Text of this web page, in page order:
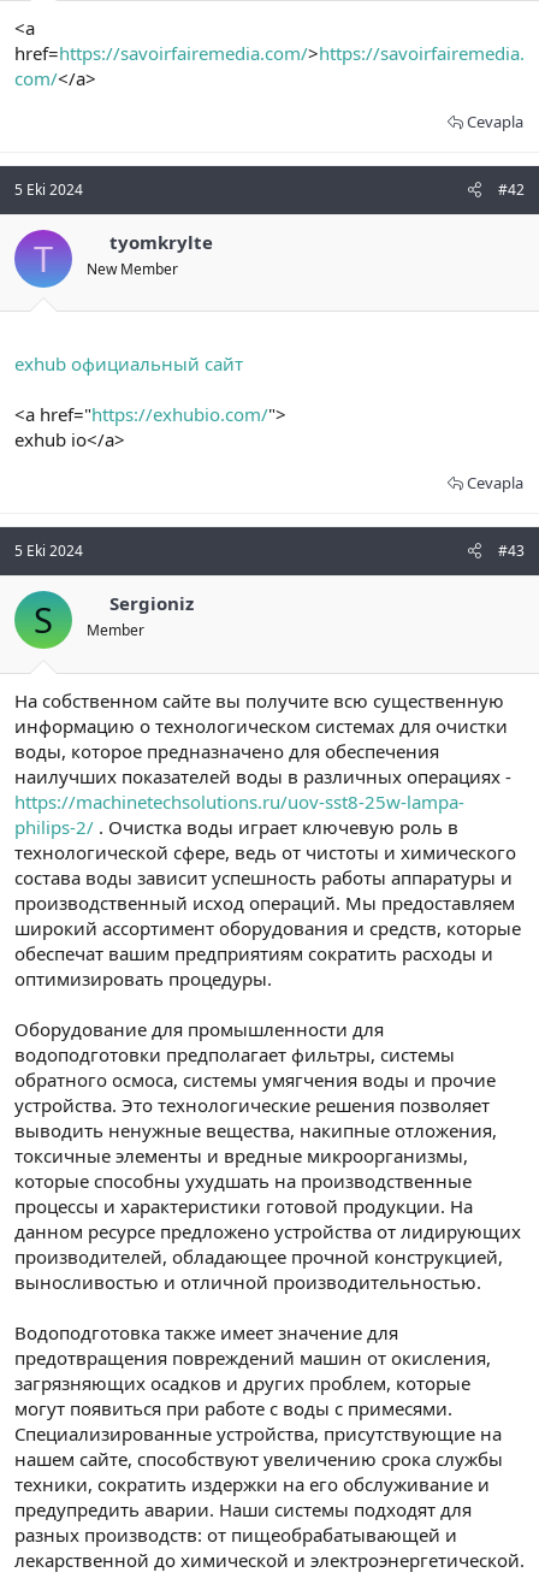
t
a
n
i
i
<a
href=https://savoirfairemedia.com/>https://savoirfairemedia.
com/</a>
Cevapla
5 Eki 2024 #42
T tyomkrylte
New Member
exhub официальный сайт
<a href="https://exhubio.com/">
exhub io</a>
Cevapla
5 Eki 2024 #43
S Sergioniz
Member
На собственном сайте вы получите всю существенную
информацию о технологическом системах для очистки
воды, которое предназначено для обеспечения
наилучших показателей воды в различных операциях -
https://machinetechsolutions.ru/uov-sst8-25w-lampa-
philips-2/ . Очистка воды играет ключевую роль в
технологической сфере, ведь от чистоты и химического
состава воды зависит успешность работы аппаратуры и
производственный исход операций. Мы предоставляем
широкий ассортимент оборудования и средств, которые
обеспечат вашим предприятиям сократить расходы и
оптимизировать процедуры.
Оборудование для промышленности для
водоподготовки предполагает фильтры, системы
обратного осмоса, системы умягчения воды и прочие
устройства. Это технологические решения позволяет
выводить ненужные вещества, накипные отложения,
токсичные элементы и вредные микроорганизмы,
которые способны ухудшать на производственные
процессы и характеристики готовой продукции. На
данном ресурсе предложено устройства от лидирующих
производителей, обладающее прочной конструкцией,
выносливостью и отличной производительностью.
Водоподготовка также имеет значение для
предотвращения повреждений машин от окисления,
загрязняющих осадков и других проблем, которые
могут появиться при работе с воды с примесями.
Специализированные устройства, присутствующие на
нашем сайте, способствуют увеличению срока службы
техники, сократить издержки на его обслуживание и
предупредить аварии. Наши системы подходят для
разных производств: от пищеобрабатывающей и
лекарственной до химической и электроэнергетической.